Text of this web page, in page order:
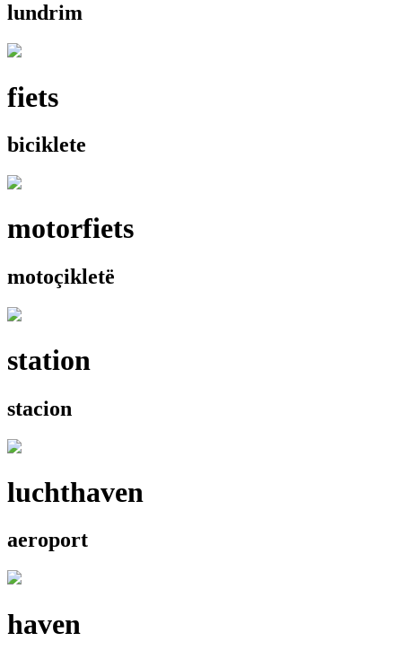
lundrim
fiets
biciklete
motorfiets
motoçikletë
station
stacion
luchthaven
aeroport
haven